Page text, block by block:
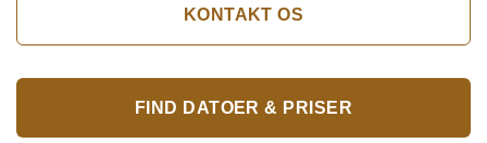
KONTAKT OS
FIND DATOER & PRISER